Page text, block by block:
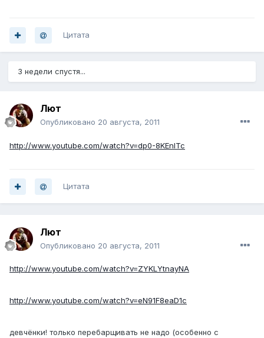
Цитата
3 недели спустя...
Лют
Опубликовано 20 августа, 2011
http://www.youtube.com/watch?v=dp0-8KEnlTc
Цитата
Лют
Опубликовано 20 августа, 2011
http://www.youtube.com/watch?v=ZYKLYtnayNA
http://www.youtube.com/watch?v=eN91F8eaD1c
девчёнки! только перебарщивать не надо (особенно с